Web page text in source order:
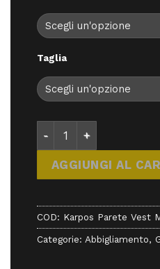
125,00
Taglia
AGGIUNGI AL
COD: Karpos Parete Vest
Categorie: Abbigliamento,